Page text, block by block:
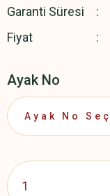
Garanti Süresi
Fiyat
Ayak No